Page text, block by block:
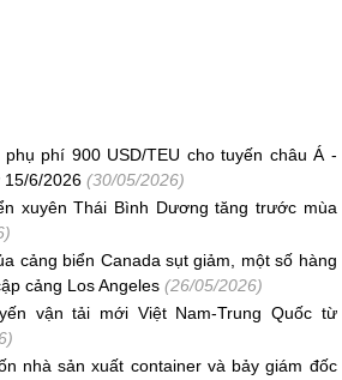
phí 900 USD/TEU cho tuyến châu Á -
6/2026 (30/05/2026)
xuyên Thái Bình Dương tăng trước mùa
cảng biển Canada sụt giảm, một số hàng
cảng Los Angeles(26/05/2026)
vận tải mới Việt Nam-Trung Quốc từ
nhà sản xuất container và bảy giám đốc